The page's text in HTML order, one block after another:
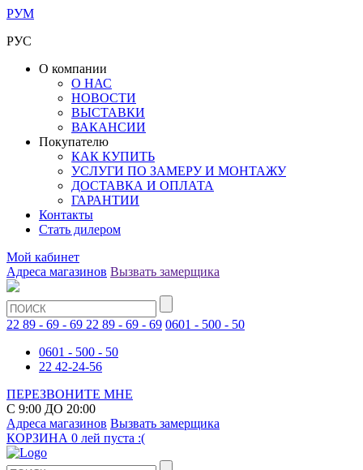
РУМ
РУС
О компании
О НАС
НОВОСТИ
ВЫСТАВКИ
ВАКАНСИИ
Покупателю
КАК КУПИТЬ
УСЛУГИ ПО ЗАМЕРУ И МОНТАЖУ
ДОСТАВКА И ОПЛАТА
ГАРАНТИИ
Контакты
Стать дилером
Мой кабинет
Адреса магазинов Вызвать замерщика
22 89 - 69 - 69 22 89 - 69 - 69 0601 - 500 - 50
0601 - 500 - 50
22 42-24-56
ПЕРЕЗВОНИТЕ МНЕ
С 9:00 ДО 20:00
Адреса магазинов Вызвать замерщика
КОРЗИНА 0 лей пуста :(